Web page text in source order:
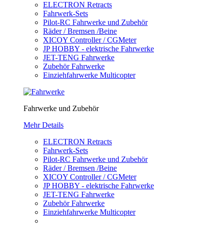
ELECTRON Retracts
Fahrwerk-Sets
Pilot-RC Fahrwerke und Zubehör
Räder / Bremsen /Beine
XICOY Controller / CGMeter
JP HOBBY - elektrische Fahrwerke
JET-TENG Fahrwerke
Zubehör Fahrwerke
Einziehfahrwerke Multicopter
Fahrwerke und Zubehör
Mehr Details
ELECTRON Retracts
Fahrwerk-Sets
Pilot-RC Fahrwerke und Zubehör
Räder / Bremsen /Beine
XICOY Controller / CGMeter
JP HOBBY - elektrische Fahrwerke
JET-TENG Fahrwerke
Zubehör Fahrwerke
Einziehfahrwerke Multicopter